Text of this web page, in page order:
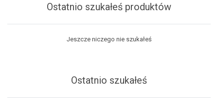
Ostatnio szukałeś produktów
Jeszcze niczego nie szukałeś
Ostatnio szukałeś